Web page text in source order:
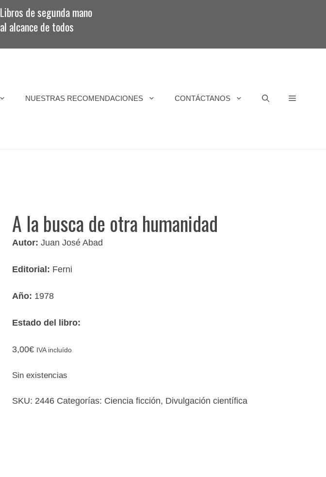
Libros de segunda mano
al alcance de todos
NUESTRAS RECOMENDACIONES CONTÁCTANOS
A la busca de otra humanidad
Autor:Juan José Abad
Editorial: Ferni
Año: 1978
Estado del libro:
3,00€ IVA incluído
Sin existencias
SKU: 2446 Categorías: Ciencia ficción, Divulgación científica